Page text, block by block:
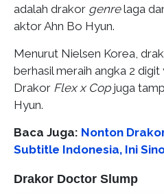
adalah drakor genrelaga
aktor Ahn Bo Hyun.
Menurut Nielsen Korea,
berhasil meraih angka 2 digit
Drakor Flex x Copjuga
Hyun.
Baca Juga: Nonton
Subtitle Indonesia, Ini
Drakor Doctor Slump